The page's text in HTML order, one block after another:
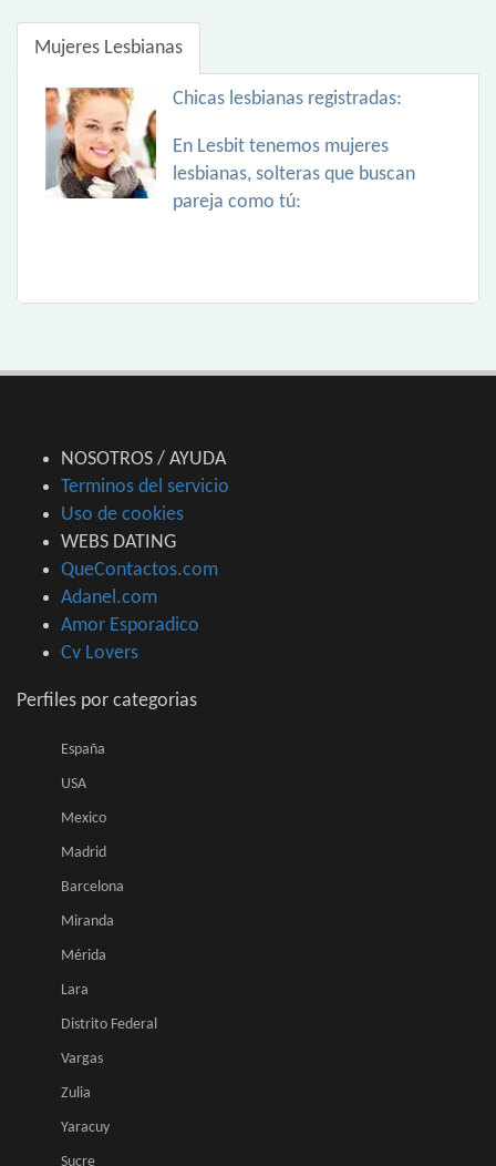
Mujeres Lesbianas
Chicas lesbianas registradas:
En Lesbit tenemos mujeres
lesbianas, solteras que buscan
pareja como tú:
NOSOTROS / AYUDA
Terminos del servicio
Uso de cookies
WEBS DATING
QueContactos.com
Adanel.com
Amor Esporadico
Cv Lovers
Perfiles por categorias
España
USA
Mexico
Madrid
Barcelona
Miranda
Mérida
Lara
Distrito Federal
Vargas
Zulia
Yaracuy
Sucre